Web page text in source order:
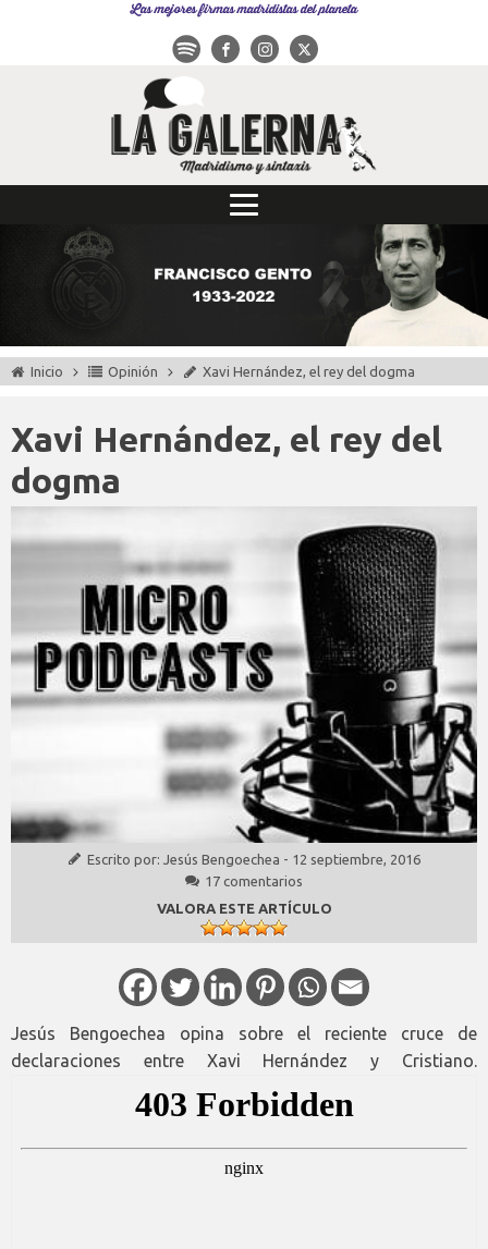
Las mejores firmas madridistas del planeta
Inicio Opinión Xavi Hernández, el rey del dogma
Xavi Hernández, el rey del
dogma
Escrito por: Jesús Bengoechea - 12 septiembre, 2016
17 comentarios
VALORA ESTE ARTÍCULO
Jesús Bengoechea opina sobre el reciente cruce de
declaraciones entre Xavi Hernández y Cristiano.